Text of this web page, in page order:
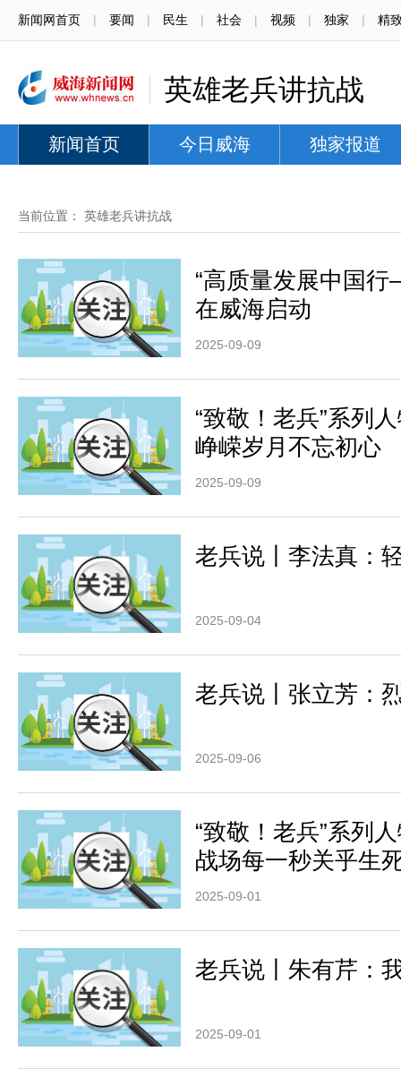
新闻网首页 | 要闻 | 民生 | 社会 | 视频 | 独家 | 精
英雄老兵讲抗战
新闻首页 今日威海 独家报道
当前位置： 英雄老兵讲抗战
“高质量发展中国
在威海启动
2025-09-09
“致敬！老兵”系列
峥嵘岁月不忘初心
2025-09-09
老兵说丨李法真：
2025-09-04
老兵说丨张立芳：
2025-09-06
“致敬！老兵”系列
战场每一秒关乎生
2025-09-01
老兵说丨朱有芹：
2025-09-01